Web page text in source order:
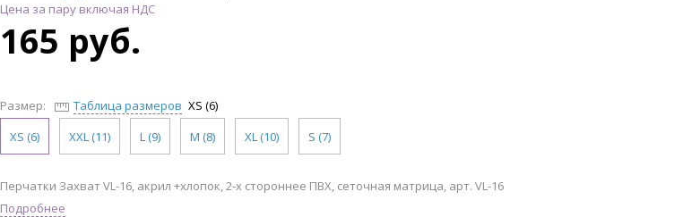
Цена за пару включая НДС
165 руб.
Размер: Таблица размеров XS (6)
XS (6)
XXL (11) L (9) M (8) XL (10) S (7)
Перчатки Захват VL-16, акрил +хлопок, 2-х стороннее ПВХ, сеточная матрица, арт. VL-16
Подробнее